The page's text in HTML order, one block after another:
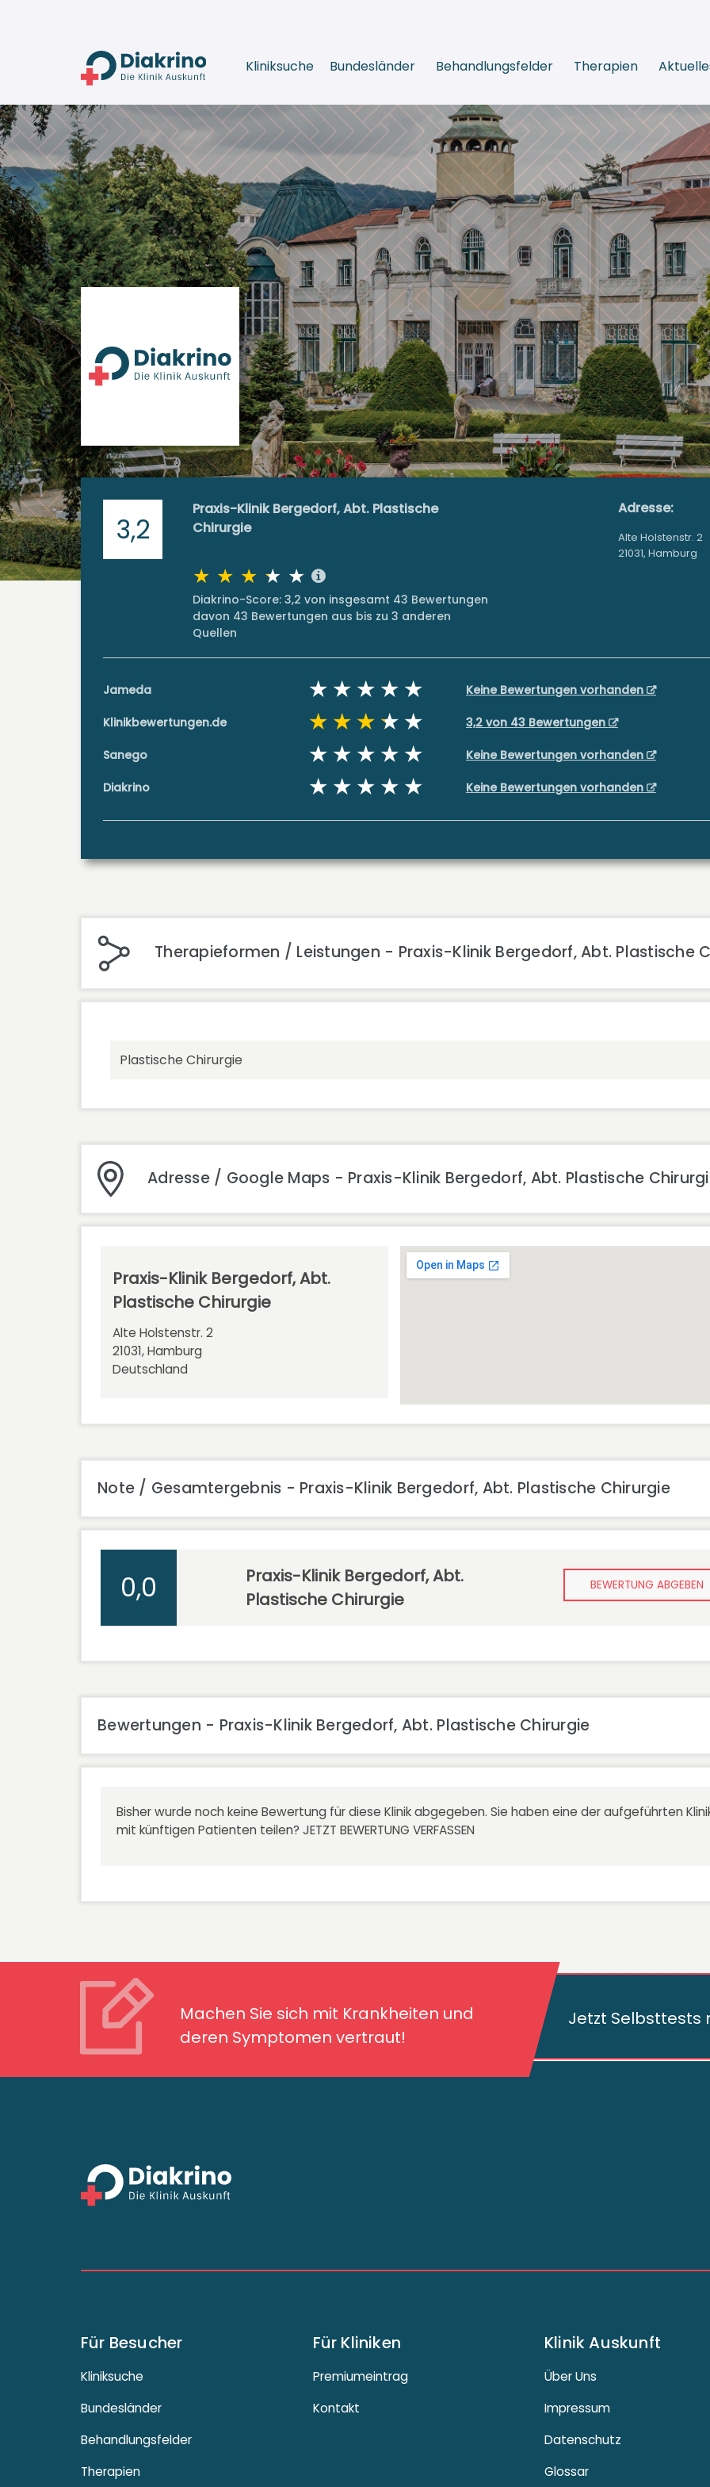
Kliniksuche Bundesländer Behandlungsfelder Therapien
3,2
Praxis-Klinik Bergedorf, Abt. Plastische
Chirurgie
Diakrino-Score: 3,2 von insgesamt 43 Bewertungen
davon 43 Bewertungen aus bis zu 3 anderen
Quellen
Adresse:
Alte Holstenstr. 2
21031, Hamburg
Jameda Keine Bewertungen vorhanden
Klinikbewertungen.de 3,2 von 43 Bewertungen
Sanego Keine Bewertungen vorhanden
Diakrino Keine Bewertungen vorhanden
Therapieformen / Leistungen - Praxis-Klinik Bergedorf, Abt. Plastische
Plastische Chirurgie
Adresse / Google Maps - Praxis-Klinik Bergedorf, Abt. Plastische
Praxis-Klinik Bergedorf, Abt.
Plastische Chirurgie
Alte Holstenstr. 2
21031, Hamburg
Deutschland
Note / Gesamtergebnis - Praxis-Klinik Bergedorf, Abt. Plastische Chirurgie
0,0
Praxis-Klinik Bergedorf, Abt.
Plastische Chirurgie
BEWERTUNG ABGEBEN
Bewertungen - Praxis-Klinik Bergedorf, Abt. Plastische Chirurgie
Bisher wurde noch keine Bewertung für diese Klinik abgegeben. Sie haben eine der aufgeführten
mit künftigen Patienten teilen? JETZT BEWERTUNG VERFASSEN
Machen Sie sich mit Krankheiten und
deren Symptomen vertraut!
Machen Sie sich mit Krankheiten und deren
Symptomen vertraut!
Jetzt Selbsttests
Für Besucher
Kliniksuche
Bundesländer
Behandlungsfelder
Therapien
Für Kliniken
Premiumeintrag
Kontakt
Klinik Auskunft
Über Uns
Impressum
Datenschutz
Glossar